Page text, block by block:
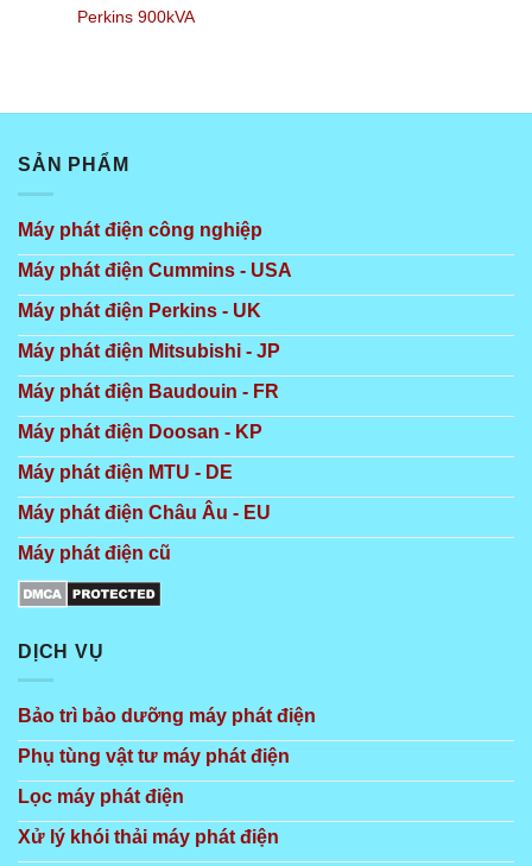
Perkins 900kVA
SẢN PHẨM
Máy phát điện công nghiệp
Máy phát điện Cummins - USA
Máy phát điện Perkins - UK
Máy phát điện Mitsubishi - JP
Máy phát điện Baudouin - FR
Máy phát điện Doosan - KP
Máy phát điện MTU - DE
Máy phát điện Châu Âu - EU
Máy phát điện cũ
DỊCH VỤ
Bảo trì bảo dưỡng máy phát điện
Phụ tùng vật tư máy phát điện
Lọc máy phát điện
Xử lý khói thải máy phát điện